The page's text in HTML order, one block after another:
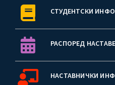
СТУДЕНТСКИ ИНФО
РАСПОРЕД НАСТАВЕ
НАСТАВНИЧКИ